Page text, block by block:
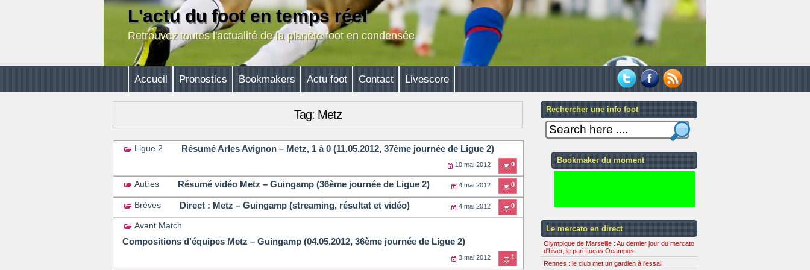
L'actu du foot en temps réel
Retrouvez toutes l'actualité de la planète foot en condensée
Accueil Pronostics Bookmakers Actu foot Contact Livescore
Tag: Metz
Ligue 2 Résumé Arles Avignon – Metz, 1 à 0 (11.05.2012, 37ème journée de Ligue 2)
0
10 mai 2012
Autres Résumé vidéo Metz – Guingamp (36ème journée de Ligue 2) 0
4 mai 2012
Brèves Direct : Metz – Guingamp (streaming, résultat et vidéo) 0
4 mai 2012
Avant Match
Compositions d’équipes Metz – Guingamp (04.05.2012, 36ème journée de Ligue 2)
1
3 mai 2012
Rechercher une info foot
Bookmaker du moment
Le mercato en direct
Olympique de Marseille : Au dernier jour du mercato
d'hiver, le pari Lucas Ocampos
Rennes : le club met un gardien à l'essai